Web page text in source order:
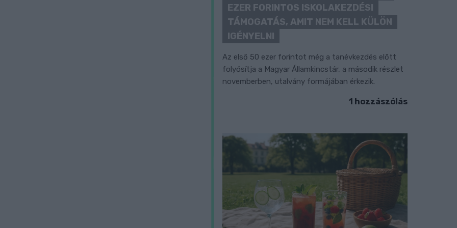
EZER FORINTOS ISKOLAKEZDÉSI
TÁMOGATÁS, AMIT NEM KELL KÜLÖN
IGÉNYELNI
Az első 50 ezer forintot még a tanévkezdés előtt
folyósítja a Magyar Államkincstár, a második részlet
novemberben, utalvány formájában érkezik.
1 hozzászólás